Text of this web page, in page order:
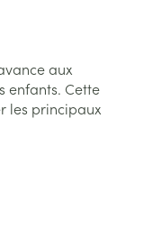
aux
enfants. Cette
les principaux